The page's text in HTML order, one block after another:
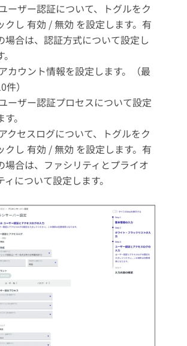
ーザー認証について、トグルをク
クし 有効 / 無効 を設定します。有
場合は、認証方式について設定し
カウント情報を設定します。（最
件）
ーザー認証プロセスについて設定
す。
クセスログについて、トグルをク
クし 有効 / 無効 を設定します。有
場合は、ファシリティとプライオ
ィについて設定します。